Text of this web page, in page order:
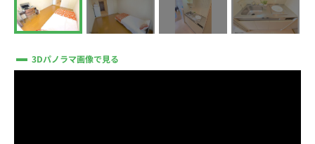
3Dパノラマ画像で見る